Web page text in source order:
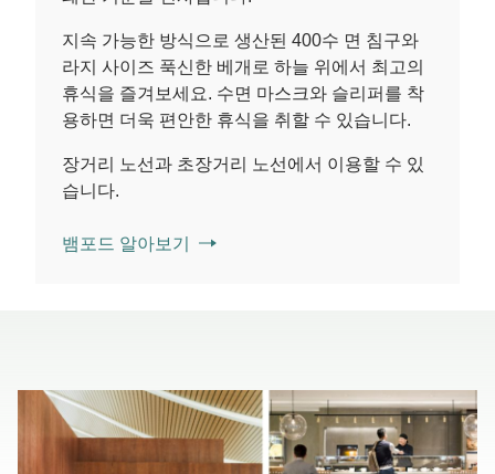
지속 가능한 방식으로 생산된 400수 면 침구와
라지 사이즈 푹신한 베개로 하늘 위에서 최고의
휴식을 즐겨보세요. 수면 마스크와 슬리퍼를 착
용하면 더욱 편안한 휴식을 취할 수 있습니다.
장거리 노선과 초장거리 노선에서 이용할 수 있
습니다.
뱀포드 알아보기